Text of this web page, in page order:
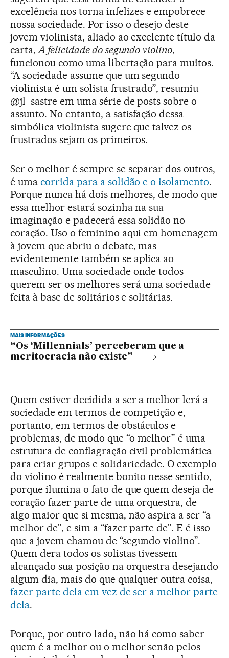
excelência nos torna infelizes e empobrece
nossa sociedade. Por isso o desejo deste
jovem violinista, aliado ao excelente título da
carta,A felicidade do segundo violino,
funcionou como uma libertação para muitos.
“A sociedade assume que um segundo
violinista é um solista frustrado”, resumiu
@jl_sastre em uma série de posts sobre o
assunto. No entanto, a satisfação dessa
simbólica violinista sugere que talvez os
frustrados sejam os primeiros.
Ser o melhor é sempre se separar dos outros,
é uma corrida para a solidão e o isolamento.
Porque nunca há dois melhores, de modo que
essa melhor estará sozinha na sua
imaginação e padecerá essa solidão no
coração. Uso o feminino aqui em homenagem
à jovem que abriu o debate, mas
evidentemente também se aplica ao
masculino. Uma sociedade onde todos
querem ser os melhores será uma sociedade
feita à base de solitários e solitárias.
MAIS INFORMAÇÕES
“Os ‘Millennials’ perceberam que a
meritocracia não existe”
Quem estiver decidida a ser a melhor lerá a
sociedade em termos de competição e,
portanto, em termos de obstáculos e
problemas, de modo que “o melhor” é uma
estrutura de conflagração civil problemática
para criar grupos e solidariedade. O exemplo
do violino é realmente bonito nesse sentido,
porque ilumina o fato de que quem deseja de
coração fazer parte de uma orquestra, de
algo maior que si mesma, não aspira a ser “a
melhor de”, e sim a “fazer parte de”. E é isso
que a jovem chamou de “segundo violino”.
Quem dera todos os solistas tivessem
alcançado sua posição na orquestra desejando
algum dia, mais do que qualquer outra coisa,
fazer parte dela em vez de ser a melhor parte
dela.
Porque, por outro lado, não há como saber
quem é a melhor ou o melhor senão pelos